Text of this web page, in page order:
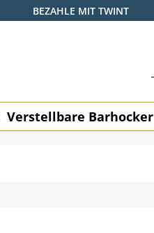
BEZAHLE MIT TWINT
Verstellbare Barhocker